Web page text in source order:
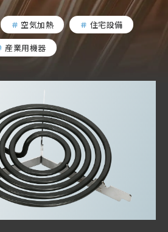
空気加熱
住宅設備
産業用機器